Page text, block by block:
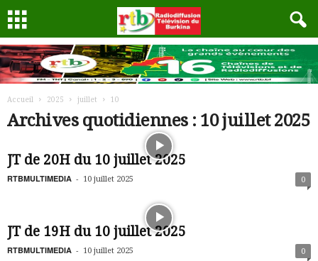
Accueil 2025 juillet 10
Archives quotidiennes : 10 juillet 2025
JT de 20H du 10 juillet 2025
RTBMULTIMEDIA - 10 juillet 2025 0
JT de 19H du 10 juillet 2025
RTBMULTIMEDIA - 10 juillet 2025 0